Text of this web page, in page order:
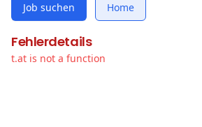
Job suchen Home
Fehlerdetails
t.at is not a function